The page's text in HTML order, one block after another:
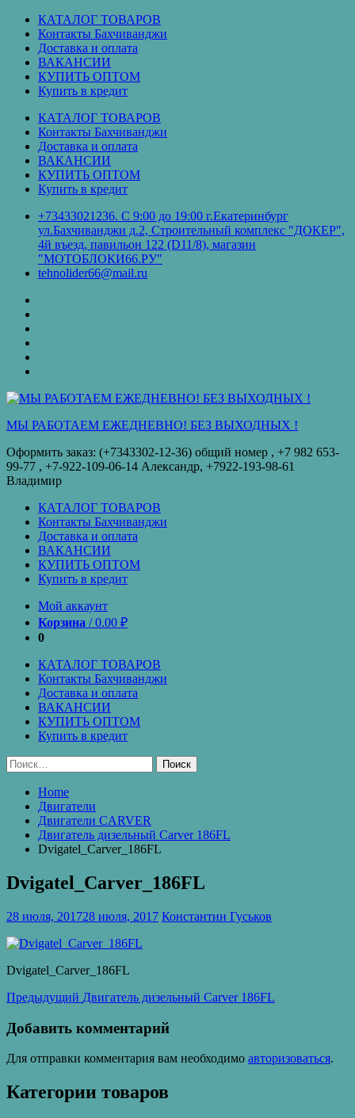
Перейти
содержимому
КАТАЛОГ ТОВАРОВ
Контакты Бахчиванджи
Доставка и оплата
ВАКАНСИИ
КУПИТЬ ОПТОМ
Купить в кредит
КАТАЛОГ ТОВАРОВ
Контакты Бахчиванджи
Доставка и оплата
ВАКАНСИИ
КУПИТЬ ОПТОМ
Купить в кредит
+73433021236. С 9:00 до 19:00 г.Екатеринбург
ул.Бахчиванджи д.2, Строительный комплекс "ДОКЕР",
4й въезд, павильон 122 (D11/8), магазин
"МОТОБЛОКИ66.РУ"
tehnolider66@mail.ru
кредит
МЫ РАБОТАЕМ ЕЖЕДНЕВНО! БЕЗ ВЫХОДНЫХ !
Оформить заказ: (+7343302-12-36) общий номер , ‪+7 982 653-
99-77‬ , +7-922-109-06-14 Александр, +7922-193-98-61
Владимир
КАТАЛОГ ТОВАРОВ
Контакты Бахчиванджи
Доставка и оплата
ВАКАНСИИ
КУПИТЬ ОПТОМ
Купить в кредит
Мой аккаунт
Корзина /0.00 ₽
0
КАТАЛОГ ТОВАРОВ
Контакты Бахчиванджи
Доставка и оплата
ВАКАНСИИ
КУПИТЬ ОПТОМ
Купить в кредит
Найти:
Home
Двигатели
Двигатели CARVER
Двигатель дизельный Carver 186FL
Dvigatel_Carver_186FL
Dvigatel_Carver_186FL
28 июля, 201728 июля, 2017 Константин Гуськов
Dvigatel_Carver_186FL
Навигация
по
записям
Предыдущий Предыдущая
Двигатель дизельный Carver 186FL
Добавить комментарий
Для отправки комментария вам необходимо авторизоваться.
Категории товаров